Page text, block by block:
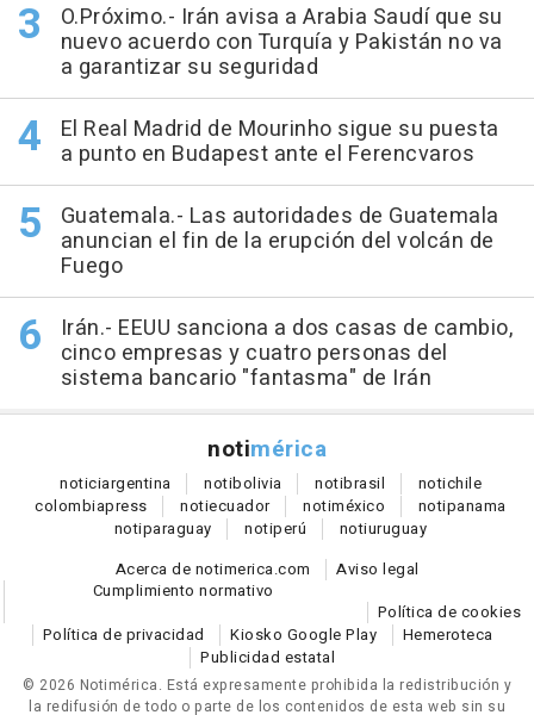
O.Próximo.- Irán avisa a Arabia Saudí que su
nuevo acuerdo con Turquía y Pakistán no va
a garantizar su seguridad
El Real Madrid de Mourinho sigue su puesta
a punto en Budapest ante el Ferencvaros
Guatemala.- Las autoridades de Guatemala
anuncian el fin de la erupción del volcán de
Fuego
Irán.- EEUU sanciona a dos casas de cambio,
cinco empresas y cuatro personas del
sistema bancario "fantasma" de Irán
notimérica
noticiargentina notibolivia notibrasil notichile
colombiapress notiecuador notiméxico notipanama
notiparaguay notiperú notiuruguay
Acerca de notimerica.com
Aviso legal
Cumplimiento normativo
Política de cookies
Política de privacidad
Kiosko Google Play
Hemeroteca
Publicidad estatal
© 2026 Notimérica. Está expresamente prohibida la redistribución y
la redifusión de todo o parte de los contenidos de esta web sin su